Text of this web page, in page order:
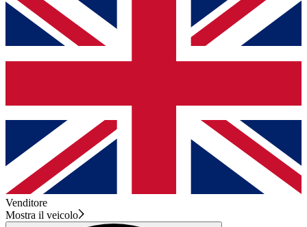
Venditore
Mostra il veicolo